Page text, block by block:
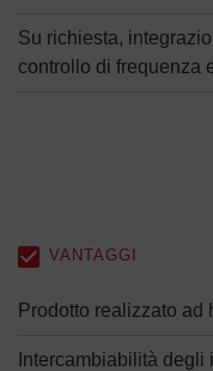
Su richiesta,
controllo di frequenza
VANTAGGI
Prodotto realizzato ad
Intercambiabilità degli